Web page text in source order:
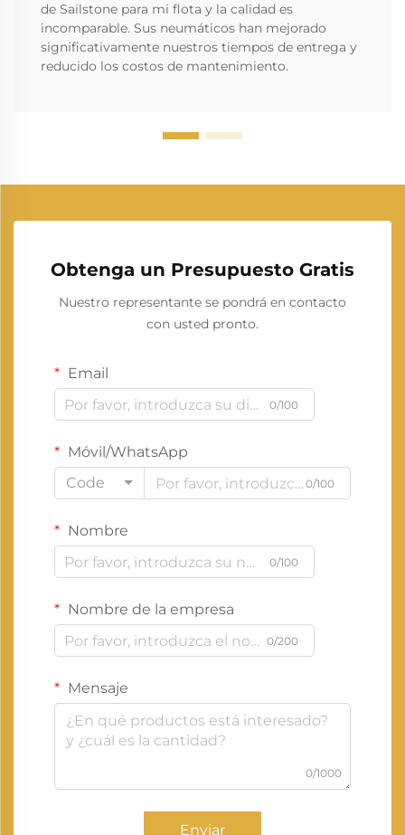
de Sailstone para mi flota y la calidad es
incomparable. Sus neumáticos han mejorado
significativamente nuestros tiempos de entrega y
reducido los costos de mantenimiento.
Obtenga un Presupuesto Gratis
Nuestro representante se pondrá en contacto
con usted pronto.
Email
0/100
Móvil/WhatsApp
Code
0/100
Nombre
0/100
Nombre de la empresa
0/200
Mensaje
0/1000
Enviar